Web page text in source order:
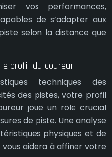
vos performances,
de s’adapter aux
selon la distance que
profil du coureur
techniques des
des pistes, votre profil
joue un rôle crucial
de piste. Une analyse
physiques et de
aidera à affiner votre